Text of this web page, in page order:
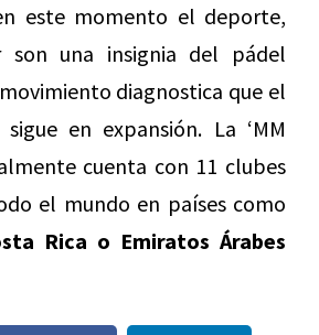
este momento el deporte,
una insignia del pádel
diagnostica que el
en expansión. La ‘MM
cuenta con 11 clubes
el mundo en países como
Rica o Emiratos Árabes